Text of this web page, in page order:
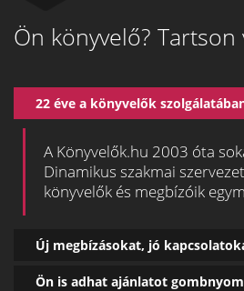
Ön könyvelő? Tartson
22 éve a könyvelők
A Könyvelők.hu 2003 óta
Dinamikus szakmai
könyvelők és megbízóik
Új megbízásokat, jó
Ön is adhat ajánlatot